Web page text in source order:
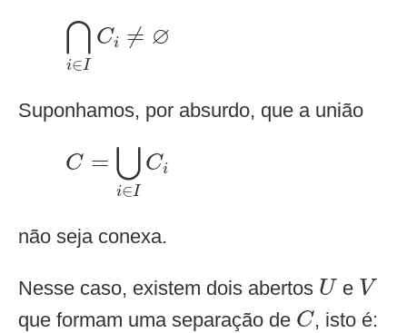
⋂
i∈I
Ci ≠ ∅
⋂i ∈I i≠
Suponhamos, por absurdo, que a união
C = ⋃
i∈I
Ci
C= i ∈ C
não seja conexa.
Nesse caso, existem dois abertos U
U e V
V
que formam uma separação de C
C, isto é: